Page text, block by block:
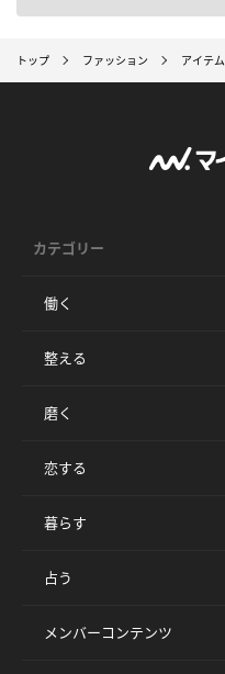
トップ ファッション アイテム
カテゴリー
働く
整える
磨く
恋する
暮らす
占う
メンバーコンテンツ